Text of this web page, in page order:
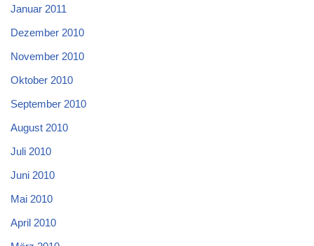
Januar 2011
Dezember 2010
November 2010
Oktober 2010
September 2010
August 2010
Juli 2010
Juni 2010
Mai 2010
April 2010